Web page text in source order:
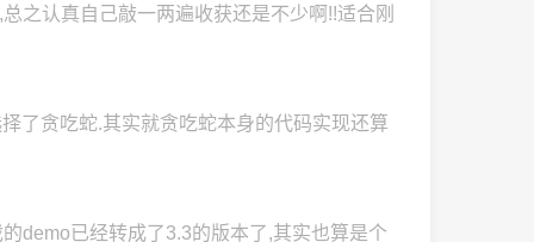
之认真自己敲一两遍收获还是不少啊!!适合刚
了贪吃蛇.其实就贪吃蛇本身的代码实现还算
demo已经转成了3.3的版本了,其实也算是个